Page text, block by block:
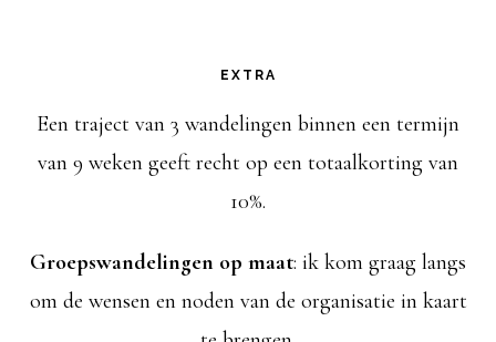
EXTRA
Een traject van 3 wandelingen binnen een termijn
van 9 weken geeft recht op een totaalkorting van
10%.
Groepswandelingen op maat: ik kom graag langs
om de wensen en noden van de organisatie in kaart